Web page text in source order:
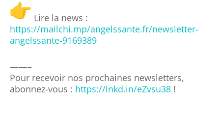
Lire la news :
https://mailchi.mp/angelssante.fr/newsletter-
angelssante-9169389
——–
Pour recevoir nos prochaines newsletters,
abonnez-vous : https://lnkd.in/eZvsu38 !